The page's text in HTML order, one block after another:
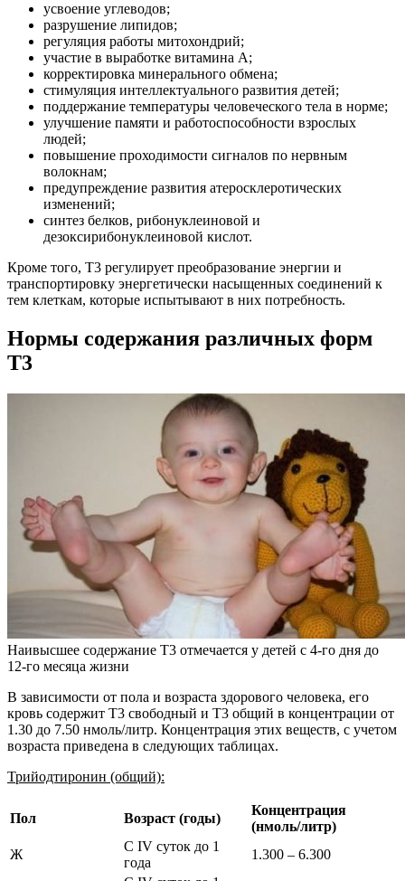
усвоение углеводов;
разрушение липидов;
регуляция работы митохондрий;
участие в выработке витамина А;
корректировка минерального обмена;
стимуляция интеллектуального развития детей;
поддержание температуры человеческого тела в норме;
улучшение памяти и работоспособности взрослых
людей;
повышение проходимости сигналов по нервным
волокнам;
предупреждение развития атеросклеротических
изменений;
синтез белков, рибонуклеиновой и
дезоксирибонуклеиновой кислот.
Кроме того, Т3 регулирует преобразование энергии и
транспортировку энергетически насыщенных соединений к
тем клеткам, которые испытывают в них потребность.
Нормы содержания различных форм
Т3
Наивысшее содержание Т3 отмечается у детей с 4-го дня до
12-го месяца жизни
В зависимости от пола и возраста здорового человека, его
кровь содержит Т3 свободный и Т3 общий в концентрации от
1.30 до 7.50 нмоль/литр. Концентрация этих веществ, с учетом
возраста приведена в следующих таблицах.
Трийодтиронин (общий):
Пол Возраст (годы)
Концентрация
(нмоль/литр)
Ж
С IV суток до 1
года
1.300 – 6.300